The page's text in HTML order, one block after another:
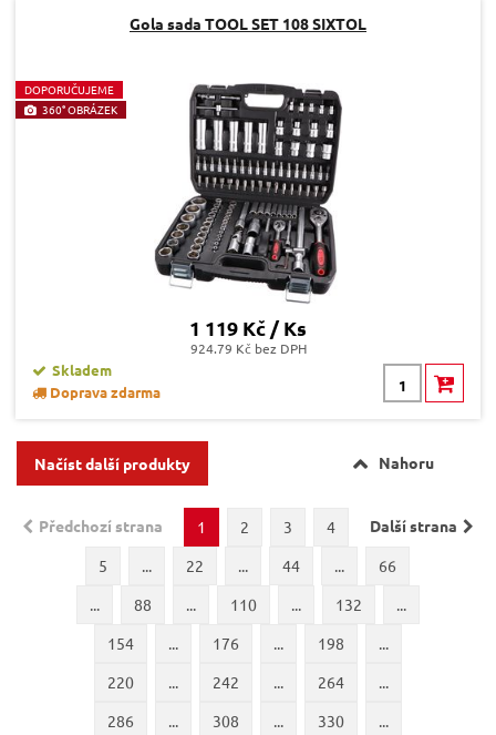
Gola sada TOOL SET 108 SIXTOL
DOPORUČUJEME
360° OBRÁZEK
1 119 Kč / Ks
924.79 Kč bez DPH
Skladem
Doprava zdarma
Načíst další produkty Nahoru
Předchozí strana Další strana
1 2 3
4
5
... 22 ... 44 ...
66
...
88 ... 110 ... 132
...
154
... 176 ... 198
...
220
... 242 ... 264
...
286
... 308 ... 330
...